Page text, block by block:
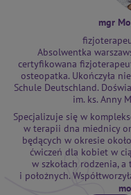
mgr
Absolwentka
certyfikowana
osteopatka. Ukończyła
Schule Deutschland.
im. ks. Anny
Specjalizuje się w
w terapii dna miednicy
będących w okresie
ćwiczeń dla kobiet w
w szkołach rodzenia,
i położnych.